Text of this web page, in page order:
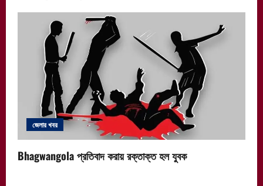
জেলার খবর
Bhagwangola প্রতিবাদ করায় রক্তাক্ত হল যুবক